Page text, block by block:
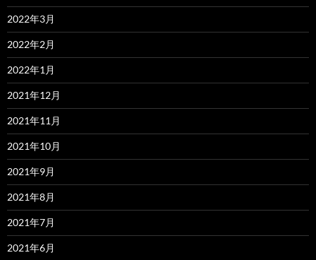
2022年3月
2022年2月
2022年1月
2021年12月
2021年11月
2021年10月
2021年9月
2021年8月
2021年7月
2021年6月